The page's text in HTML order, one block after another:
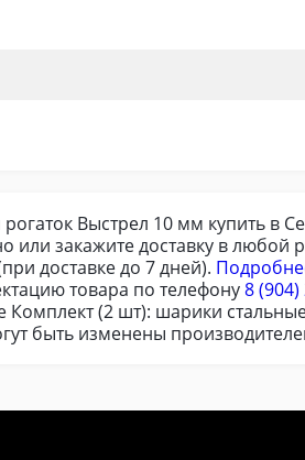
Выстрел 10 мм купить в
или закажите доставку в
доставке до 7 дней).
товара по телефону8 (904)
(2 шт): шарики
быть изменены